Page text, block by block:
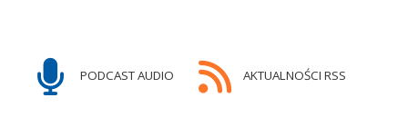
PODCAST AUDIO AKTUALNOŚCI RSS